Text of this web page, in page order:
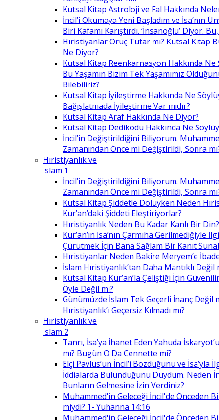
Kutsal Kitap Astroloji ve Fal Hakkında
İncil’i Okumaya Yeni Başladım ve İsa’nın
Biri Kafamı Karıştırdı. ‘İnsanoğlu’ Diyor.
Hıristiyanlar Oruç Tutar mı? Kutsal Kitap
Ne Diyor?
Kutsal Kitap Reenkarnasyon Hakkında Ne
Bu Yaşamın Bizim Tek Yaşamımız
Bilebiliriz?
Kutsal Kitap İyileştirme Hakkında Ne
Bağışlatmada İyileştirme Var mıdır?
Kutsal Kitap Araf Hakkında Ne Diyor?
Kutsal Kitap Dedikodu Hakkında Ne
İncil’in Değiştirildiğini Biliyorum.
Zamanından Önce mi Değiştirildi, Sonra
Hıristiyanlık ve
İslam 1
İncil’in Değiştirildiğini Biliyorum.
Zamanından Önce mi Değiştirildi, Sonra
Kutsal Kitap Şiddetle Doluyken Neden
Kur’an’daki Şiddeti Eleştiriyorlar?
Hıristiyanlık Neden Bu Kadar Kanlı Bir Din?
Kur’an’ın İsa’nın Çarmıha Gerilmediğiyle
Çürütmek İçin Bana Sağlam Bir Kanıt
Hıristiyanlar Neden Bakire Meryem’e
İslam Hıristiyanlık’tan Daha Mantıklı Değil
Kutsal Kitap Kur’an’la Çeliştiği İçin
Öyle Değil mi?
Günümüzde İslam Tek Geçerli İnanç Değil
Hıristiyanlık’ı Geçersiz Kılmadı mı?
Hıristiyanlık ve
İslam 2
Tanrı, İsa’ya İhanet Eden Yahuda
mı? Bugün O Da Cennette mi?
Elçi Pavlus’un İncil’i Bozduğunu ve İsa’yla
İddialarda Bulunduğunu Duydum. Neden
Bunların Gelmesine İzin Verdiniz?
Muhammed'in Geleceği İncil'de Önceden
miydi? 1- Yuhanna 14:16
Muhammed'in Geleceği İncil'de Önceden